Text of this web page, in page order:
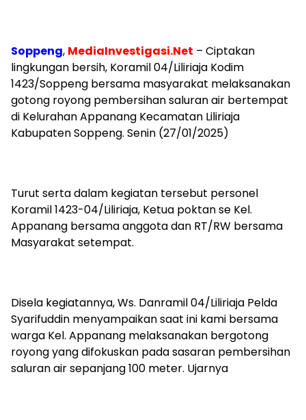
Soppeng, MediaInvestigasi.Net – Ciptakan
lingkungan bersih, Koramil 04/Liliriaja Kodim
1423/Soppeng bersama masyarakat melaksanakan
gotong royong pembersihan saluran air bertempat
di Kelurahan Appanang Kecamatan Liliriaja
Kabupaten Soppeng. Senin (27/01/2025)
Turut serta dalam kegiatan tersebut personel
Koramil 1423-04/Liliriaja, Ketua poktan se Kel.
Appanang bersama anggota dan RT/RW bersama
Masyarakat setempat.
Disela kegiatannya, Ws. Danramil 04/Liliriaja Pelda
Syarifuddin menyampaikan saat ini kami bersama
warga Kel. Appanang melaksanakan bergotong
royong yang difokuskan pada sasaran pembersihan
saluran air sepanjang 100 meter. Ujarnya